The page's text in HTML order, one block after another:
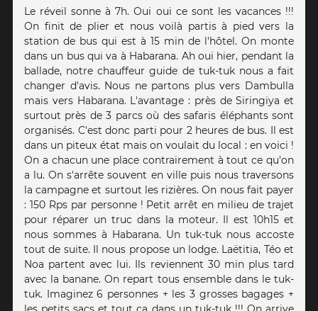
Le réveil sonne à 7h. Oui oui ce sont les vacances !!!
On finit de plier et nous voilà partis à pied vers la
station de bus qui est à 15 min de l'hôtel. On monte
dans un bus qui va à Habarana. Ah oui hier, pendant la
ballade, notre chauffeur guide de tuk-tuk nous a fait
changer d'avis. Nous ne partons plus vers Dambulla
mais vers Habarana. L'avantage : près de Siringiya et
surtout près de 3 parcs où des safaris éléphants sont
organisés. C'est donc parti pour 2 heures de bus. Il est
dans un piteux état mais on voulait du local : en voici !
On a chacun une place contrairement à tout ce qu'on
a lu. On s'arrête souvent en ville puis nous traversons
la campagne et surtout les rizières. On nous fait payer
: 150 Rps par personne ! Petit arrêt en milieu de trajet
pour réparer un truc dans la moteur. Il est 10h15 et
nous sommes à Habarana. Un tuk-tuk nous accoste
tout de suite. Il nous propose un lodge. Laëtitia, Téo et
Noa partent avec lui. Ils reviennent 30 min plus tard
avec la banane. On repart tous ensemble dans le tuk-
tuk. Imaginez 6 personnes + les 3 grosses bagages +